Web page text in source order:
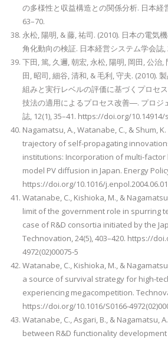
の多様性と収益構造との関係分析. 日本経
63–70.
永松, 陽明, & 藤, 祐司. (2010). 日本の電気
角化動向の検証. 日本経営システム学会誌,
下田, 篤, 久邇, 朝宏, 永松, 陽明, 岡田, 公治,
田, 昭司, 細谷, 清和, & 毛利, 守夫. (2010).
組みと実行レベルの評価に基づくプロセ
技法の適用によるプロセス改善―. プロジ
誌, 12(1), 35–41. https://doi.org/10.14914/
Nagamatsu, A., Watanabe, C., & Shum,
trajectory of self-propagating
institutions: Incorporation of multi-
model PV diffusion in Japan. Energy
https://doi.org/10.1016/
Watanabe, C., Kishioka, M., &
limit of the government role in spurring
case of R&D consortia initiated by the
Technovation, 24(5), 403–420. https://
4972(02)00075-5
Watanabe, C., Kishioka, M., &
a source of survival strategy for high-
experiencing megacompetition.
https://doi.org/10.1016/S0166-
Watanabe, C., Asgari, B., & Nagamatsu,
between R&D functionality